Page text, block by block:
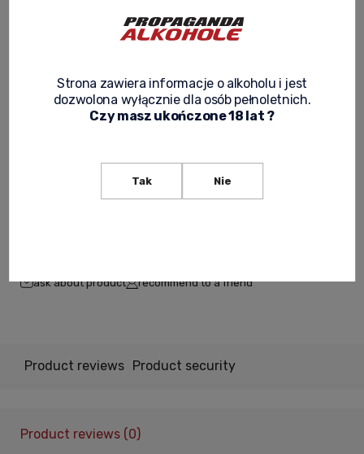
PLATINUM LABEL 0,3L
79,80 zł
ask about product recommend to a friend
Product reviews Product security
Product reviews (0)
Strona zawiera informacje o alkoholu i jest
dozwolona wyłącznie dla osób pełnoletnich.
Czy masz ukończone 18 lat ?
Tak Nie